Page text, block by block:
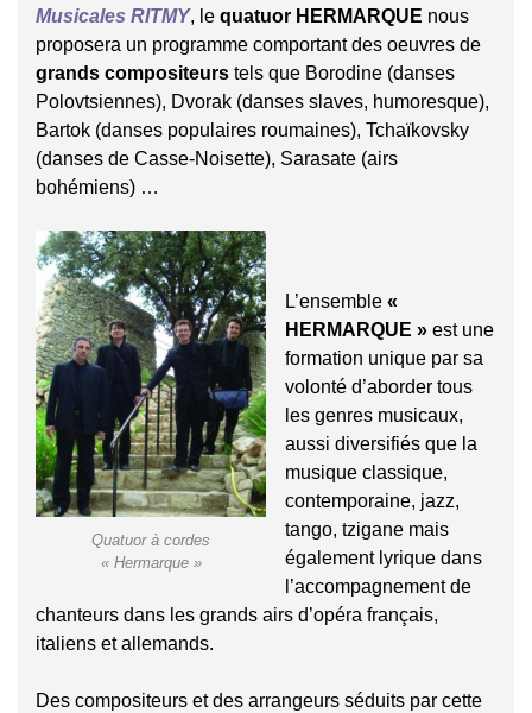
Musicales RITMY, le quatuor HERMARQUE nous
proposera un programme comportant des oeuvres de
grands compositeurs tels que Borodine (danses
Polovtsiennes), Dvorak (danses slaves, humoresque),
Bartok (danses populaires roumaines), Tchaïkovsky
(danses de Casse-Noisette), Sarasate (airs
bohémiens) …
Quatuor à cordes
« Hermarque »
L’ensemble «
HERMARQUE » est une
formation unique par sa
volonté d’aborder tous
les genres musicaux,
aussi diversifiés que la
musique classique,
contemporaine, jazz,
tango, tzigane mais
également lyrique dans
l’accompagnement de
chanteurs dans les grands airs d’opéra français,
italiens et allemands.
Des compositeurs et des arrangeurs séduits par cette